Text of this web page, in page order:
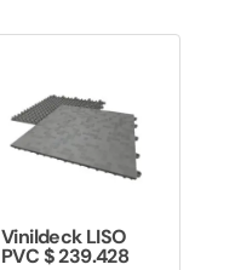
Vinildeck LISO
PVC $ 239.428